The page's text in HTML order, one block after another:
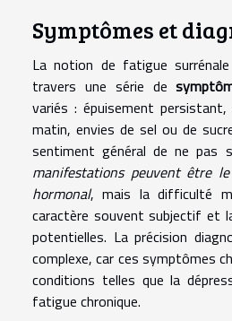
Symptômes et
La notion de fatigue
travers une série de
variés : épuisement
matin, envies de sel ou de
sentiment général de ne pas
manifestations peuvent être
hormonal, mais la difficulté
caractère souvent subjectif et
potentielles. La précision
complexe, car ces symptômes
conditions telles que la
fatigue chronique.